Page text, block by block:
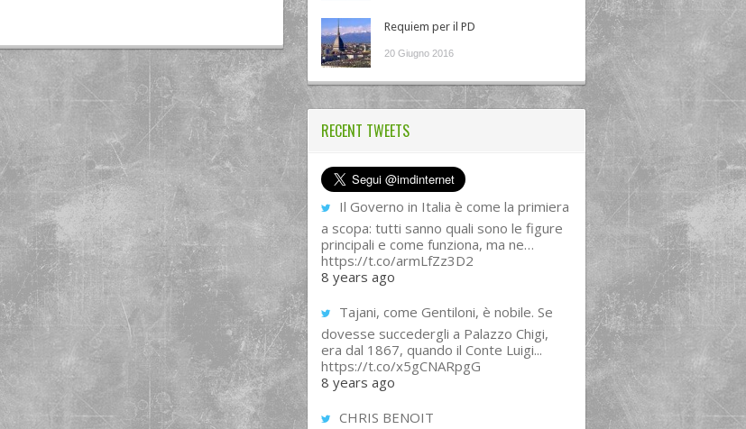
Requiem per il PD
20 Giugno 2016
RECENT TWEETS
Il Governo in Italia è come la primiera
a scopa: tutti sanno quali sono le figure
principali e come funziona, ma ne…
https://t.co/armLfZz3D2
8 years ago
Tajani, come Gentiloni, è nobile. Se
dovesse succedergli a Palazzo Chigi,
era dal 1867, quando il Conte Luigi...
https://t.co/x5gCNARpgG
8 years ago
CHRIS BENOIT